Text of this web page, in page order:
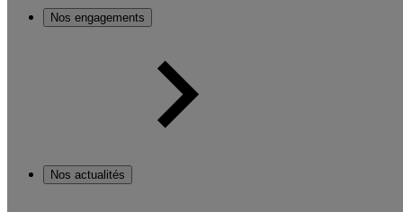
Nos engagements
Nos actualités